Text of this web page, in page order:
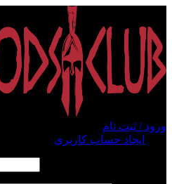
ورود / ثبت نام
ایجاد حساب کاربری